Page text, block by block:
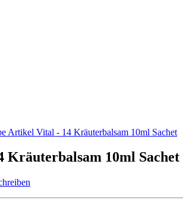
Artikel Vital - 14 Kräuterbalsam 10ml Sachet
10ml Sachet